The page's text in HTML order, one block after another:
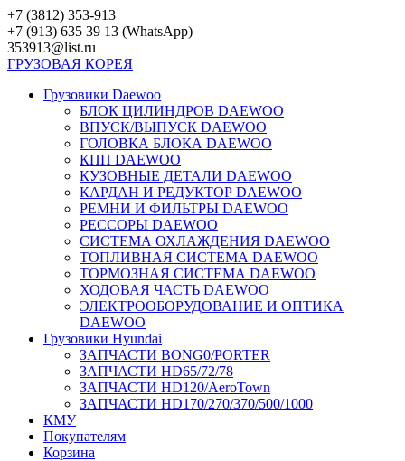
Перейти
к
контенту
+7 (3812) 353-913
+7 (913) 635 39 13 (WhatsApp)
353913@list.ru
ГРУЗОВАЯ КОРЕЯ
Грузовики Daewoo
БЛОК ЦИЛИНДРОВ DAEWOO
ВПУСК/ВЫПУСК DAEWOO
ГОЛОВКА БЛОКА DAEWOO
КПП DAEWOO
КУЗОВНЫЕ ДЕТАЛИ DAEWOO
КАРДАН И РЕДУКТОР DAEWOO
РЕМНИ И ФИЛЬТРЫ DAEWOO
РЕССОРЫ DAEWOO
СИСТЕМА ОХЛАЖДЕНИЯ DAEWOO
ТОПЛИВНАЯ СИСТЕМА DAEWOO
ТОРМОЗНАЯ СИСТЕМА DAEWOO
ХОДОВАЯ ЧАСТЬ DAEWOO
ЭЛЕКТРООБОРУДОВАНИЕ И ОПТИКА
DAEWOO
Грузовики Hyundai
ЗАПЧАСТИ BONG0/PORTER
ЗАПЧАСТИ HD65/72/78
ЗАПЧАСТИ HD120/AeroTown
ЗАПЧАСТИ HD170/270/370/500/1000
КМУ
Покупателям
Корзина